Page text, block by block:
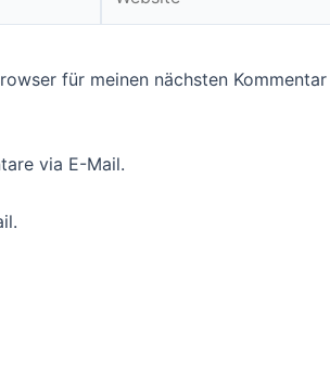
für meinen nächsten Kommentar
via E-Mail.